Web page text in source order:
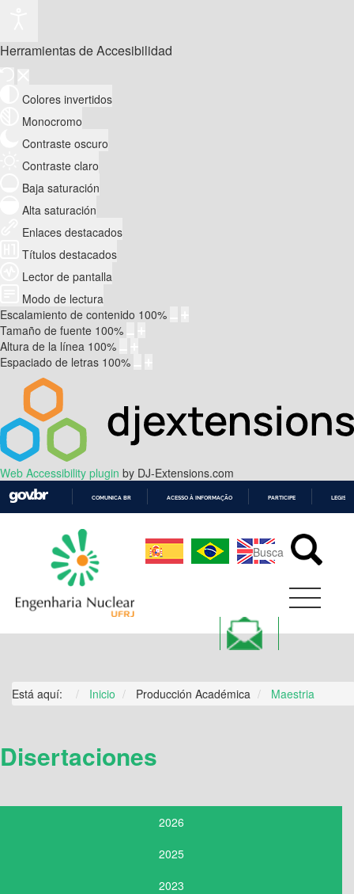
Herramientas de Accesibilidad
Colores invertidos
Monocromo
Contraste oscuro
Contraste claro
Baja saturación
Alta saturación
Enlaces destacados
Títulos destacados
Lector de pantalla
Modo de lectura
Escalamiento de contenido 100%
Tamaño de fuente 100%
Altura de la línea 100%
Espaciado de letras 100%
Web Accessibility plugin by DJ-Extensions.com
CONTEÚDO
COMUNICA BR ACESSO À INFORMAÇÃO PARTICIPE
Está aquí: Inicio Producción Académica Maestria
Disertaciones
2026
2025
2023